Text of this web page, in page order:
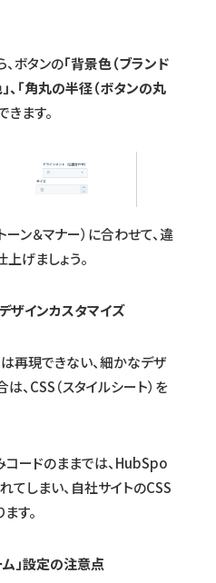
ボタンの「背景色（ブランド
、「角丸の半径（ボタンの丸
ます。
ーン＆マナー）に合わせて、違
げましょう。
ザインカスタマイズ
再現できない、細かなデザ
、CSS（スタイルシート）を
コードのままでは、HubSpo
てしまい、自社サイトのCSS
す。
」設定の注意点